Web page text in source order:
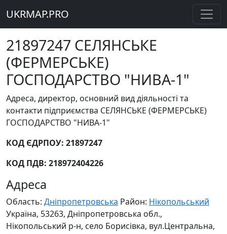
UKRMAP.PRO
21897247 СЕЛЯНСЬКЕ
(ФЕРМЕРСЬКЕ)
ГОСПОДАРСТВО "НИВА-1"
Адреса, директор, основний вид діяльності та
контакти підприємства СЕЛЯНСЬКЕ (ФЕРМЕРСЬКЕ)
ГОСПОДАРСТВО "НИВА-1"
КОД ЄДРПОУ: 21897247
КОД ПДВ: 218972404226
Адреса
Область: Дніпропетровська Район: Нікопольський
Україна, 53263, Дніпропетровська обл.,
Нікопольський р-н, село Борисівка, вул.Центральна,